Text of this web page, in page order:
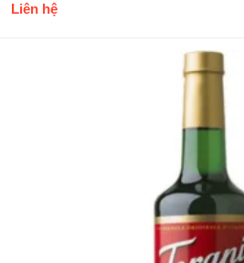
Liên hệ